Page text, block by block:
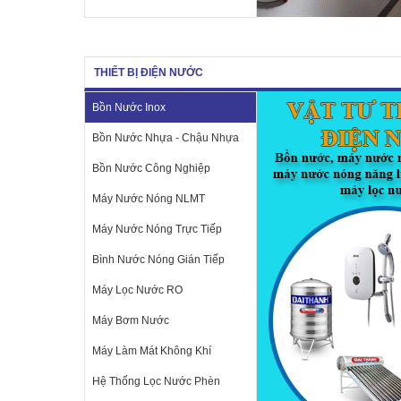
THIẾT BỊ ĐIỆN NƯỚC
Bồn Nước Inox
Bồn Nước Nhựa - Chậu Nhựa
Bồn Nước Công Nghiệp
Máy Nước Nóng NLMT
Máy Nước Nóng Trực Tiếp
Bình Nước Nóng Gián Tiếp
Máy Lọc Nước RO
Máy Bơm Nước
Máy Làm Mát Không Khí
Hệ Thống Lọc Nước Phèn